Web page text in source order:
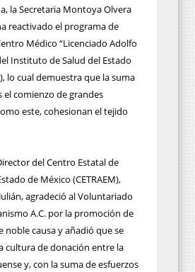
la Secretaria Montoya Olvera
reactivado el programa de
Médico “Licenciado Adolfo
Instituto de Salud del Estado
lo cual demuestra que la suma
el comienzo de grandes
este, cohesionan el tejido
del Centro Estatal de
de México (CETRAEM),
agradeció al Voluntariado
A.C. por la promoción de
noble causa y añadió que se
cultura de donación entre la
y, con la suma de esfuerzos